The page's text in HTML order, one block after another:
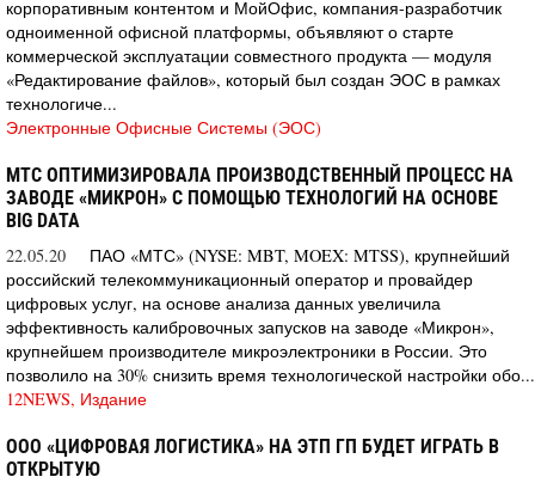
корпоративным контентом и МойОфис, компания-разработчик
одноименной офисной платформы, объявляют о старте
коммерческой эксплуатации совместного продукта — модуля
«Редактирование файлов», который был создан ЭОС в рамках
технологиче...
Электронные Офисные Системы (ЭОС)
МТС ОПТИМИЗИРОВАЛА ПРОИЗВОДСТВЕННЫЙ ПРОЦЕСС НА
ЗАВОДЕ «МИКРОН» С ПОМОЩЬЮ ТЕХНОЛОГИЙ НА ОСНОВЕ
BIG DATA
22.05.20
ПАО «МТС» (NYSE: MBT, MOEX: MTSS), крупнейший
российский телекоммуникационный оператор и провайдер
цифровых услуг, на основе анализа данных увеличила
эффективность калибровочных запусков на заводе «Микрон»,
крупнейшем производителе микроэлектроники в России. Это
позволило на 30% снизить время технологической настройки обо...
12NEWS, Издание
ООО «ЦИФРОВАЯ ЛОГИСТИКА» НА ЭТП ГП БУДЕТ ИГРАТЬ В
ОТКРЫТУЮ